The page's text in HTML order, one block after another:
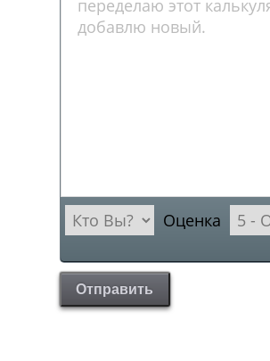
Оценка
Отправить